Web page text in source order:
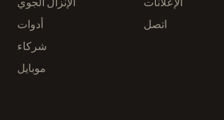
أدوات
شركاء
موبايل
اتصل